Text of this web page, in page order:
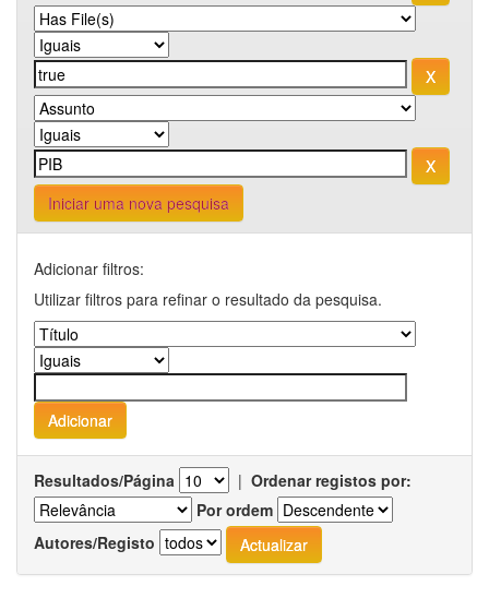
Iniciar uma nova pesquisa
Adicionar filtros:
Utilizar filtros para refinar o resultado da pesquisa.
Resultados/Página | Ordenar registos por:
Por ordem
Autores/Registo